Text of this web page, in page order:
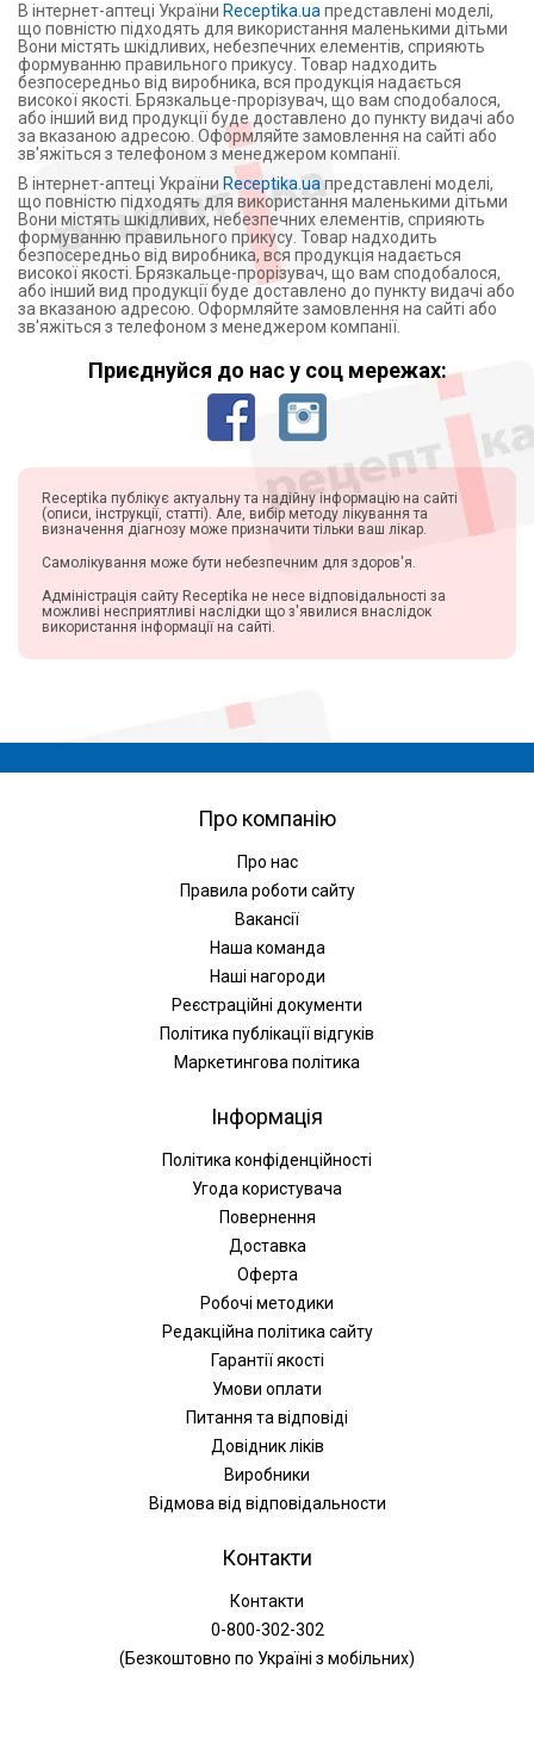
В інтернет-аптеці України Receptika.uaпредставлені моделі,
що повністю підходять для використання маленькими дітьми
Вони містять шкідливих, небезпечних елементів, сприяють
формуванню правильного прикусу. Товар надходить
безпосередньо від виробника, вся продукція надається
високої якості. Брязкальце-прорізувач, що вам сподобалося,
або інший вид продукції буде доставлено до пункту видачі або
за вказаною адресою. Оформляйте замовлення на сайті або
зв'яжіться з телефоном з менеджером компанії.
В інтернет-аптеці України Receptika.uaпредставлені моделі,
що повністю підходять для використання маленькими дітьми
Вони містять шкідливих, небезпечних елементів, сприяють
формуванню правильного прикусу. Товар надходить
безпосередньо від виробника, вся продукція надається
високої якості. Брязкальце-прорізувач, що вам сподобалося,
або інший вид продукції буде доставлено до пункту видачі або
за вказаною адресою. Оформляйте замовлення на сайті або
зв'яжіться з телефоном з менеджером компанії.
Приєднуйся до нас у соц мережах:
Receptika публікує актуальну та надійну інформацію на сайті
(описи, інструкції, статті). Але, вибір методу лікування та
визначення діагнозу може призначити тільки ваш лікар.
Самолікування може бути небезпечним для здоров'я.
Адміністрація сайту Receptika не несе відповідальності за
можливі несприятливі наслідки що з'явилися внаслідок
використання інформації на сайті.
Про компанію
Про нас
Правила роботи сайту
Вакансії
Наша команда
Наші нагороди
Реєстраційні документи
Політика публікації відгуків
Маркетингова політика
Інформація
Політика конфіденційності
Угода користувача
Повернення
Доставка
Оферта
Робочі методики
Редакційна політика сайту
Гарантії якості
Умови оплати
Питання та відповіді
Довідник ліків
Виробники
Відмова від відповідальности
Контакти
Контакти
0-800-302-302
(Безкоштовно по Україні з мобільних)